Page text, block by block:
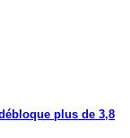
plus de 3,8